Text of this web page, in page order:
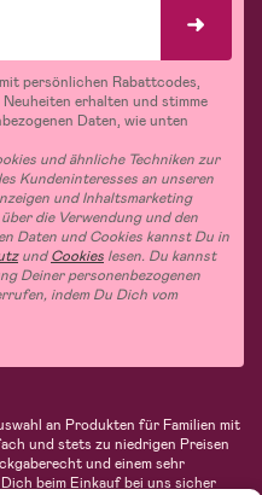
persönlichen Rabattcodes,
erhalten und stimme
Daten, wie unten
und ähnliche Techniken zur
Kundeninteresses an unseren
und Inhaltsmarketing
die Verwendung und den
Daten und Cookies kannst Du in
undCookies lesen. Du kannst
Deiner personenbezogenen
indem Du Dich vom
an Produkten für Familien mit
und stets zu niedrigen Preisen
und einem sehr
beim Einkauf bei uns sicher